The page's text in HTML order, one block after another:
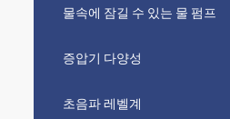
물속에 잠길 수 있는 물 펌프
증압기 다양성
초음파 레벨계